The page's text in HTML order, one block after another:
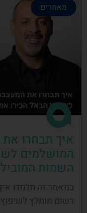
מאמרים
איך תבחרו
המושלמים
השמות
במאמר זה תלמדו
רשום מומלץ